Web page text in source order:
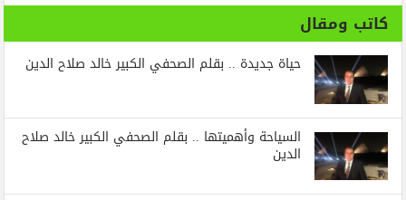
كاتب ومقال
حياة جديدة .. بقلم الصحفي الكبير خالد صلاح الدين
السياحة وأهميتها .. بقلم الصحفي الكبير خالد صلاح
الدين